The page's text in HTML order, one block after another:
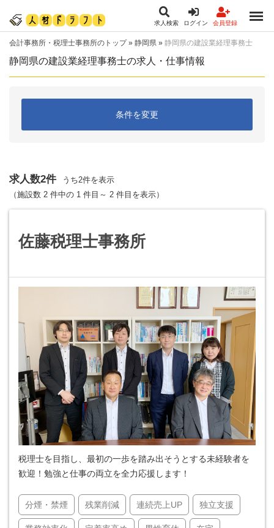
求人検索 ログイン 会員登録
会計事務所・税理士事務所のトップ» 静岡県 » 静岡県の建設業経理事務士
静岡県の建設業経理事務士の求人・仕事情報
条件を変更
求人数2件
うち2件を表示
（施設数 2 件中の 1 件目～ 2 件目を表示）
佐藤税理士事務所
税理士を目指し、最初の一歩を踏み出そうとする未経験者を
歓迎！勉強と仕事の両立を全力応援します！
分煙・禁煙 残業削減 連続売上UP 独立支援